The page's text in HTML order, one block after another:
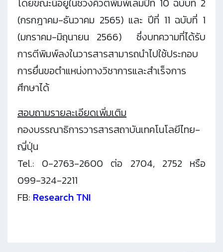
(กรกฎาคม-ธันวาคม 2565) และ ปีที่ 11 ฉบับที่ 1
(มกราคม-มิถุนายน 2566) ซึ่งบทความที่ได้รับ
การตีพิมพ์ลงในวารสารสามารถนำไปใช้ประกอบ
การยื่นขอตำแหน่งทางวิชาการและสำเร็จการ
ศึกษาได้
สอบถามรายละเอียดเพิ่มเติม
กองบรรณาธิการวารสารสถาบันเทคโนโลยีไทย-
ญี่ปุ่น
Tel.: 0-2763-2600 ต่อ 2704, 2752 หรือ
099-324-2211
FB: Research TNI